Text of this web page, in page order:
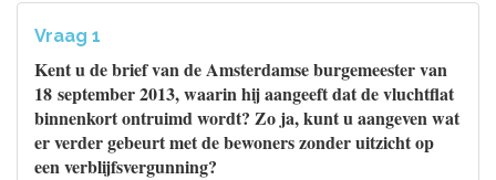
Vraag 1
Kent u de brief van de Amsterdamse burgemeester van
18 september 2013, waarin hij aangeeft dat de vluchtflat
binnenkort ontruimd wordt? Zo ja, kunt u aangeven wat
er verder gebeurt met de bewoners zonder uitzicht op
een verblijfsvergunning?